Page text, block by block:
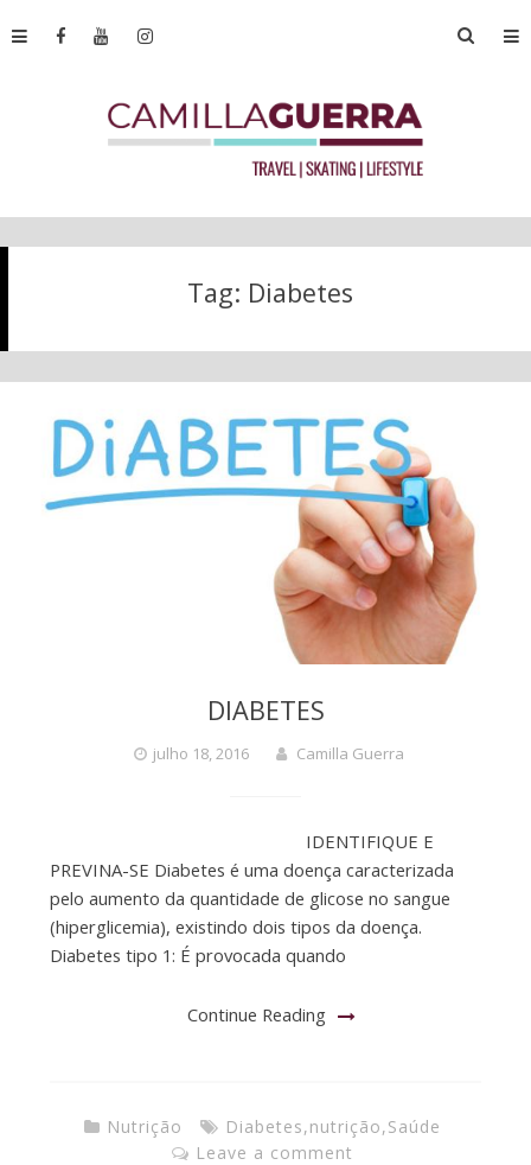
Tag: Diabetes
DIABETES
julho 18, 2016 Camilla Guerra
IDENTIFIQUE E
PREVINA-SE Diabetes é uma doença caracterizada
pelo aumento da quantidade de glicose no sangue
(hiperglicemia), existindo dois tipos da doença.
Diabetes tipo 1: É provocada quando
Continue Reading
Nutrição Diabetes,nutrição,Saúde
Leave a comment